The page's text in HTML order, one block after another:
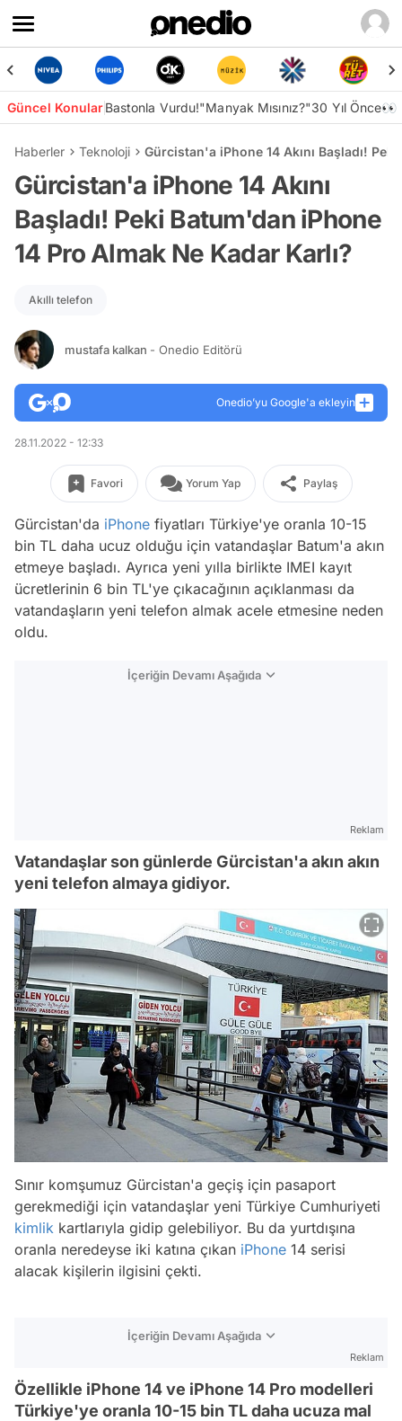
Güncel KonularBastonla Vurdu!"Manyak Mısınız?"30 Yıl Önce👀
Haberler Teknoloji Gürcistan'a iPhone 14 Akını Başladı!
Gürcistan'a iPhone 14 Akını
Başladı! Peki Batum'dan iPhone
14 Pro Almak Ne Kadar Karlı?
Akıllı telefon
mustafa kalkan - Onedio Editörü
Onedio’yu Google'a ekleyin
28.11.2022 - 12:33
Favori Yorum Yap Paylaş
Gürcistan'da iPhone fiyatları Türkiye'ye oranla 10-15
bin TL daha ucuz olduğu için vatandaşlar Batum'a akın
etmeye başladı. Ayrıca yeni yılla birlikte IMEI kayıt
ücretlerinin 6 bin TL'ye çıkacağının açıklanması da
vatandaşların yeni telefon almak acele etmesine neden
oldu.
İçeriğin Devamı Aşağıda
Reklam
Vatandaşlar son günlerde Gürcistan'a akın akın
yeni telefon almaya gidiyor.
Sınır komşumuz Gürcistan'a geçiş için pasaport
gerekmediği için vatandaşlar yeni Türkiye Cumhuriyeti
kimlik kartlarıyla gidip gelebiliyor. Bu da yurtdışına
oranla neredeyse iki katına çıkan iPhone 14 serisi
alacak kişilerin ilgisini çekti.
İçeriğin Devamı Aşağıda
Reklam
Özellikle iPhone 14 ve iPhone 14 Pro modelleri
Türkiye'ye oranla 10-15 bin TL daha ucuza mal